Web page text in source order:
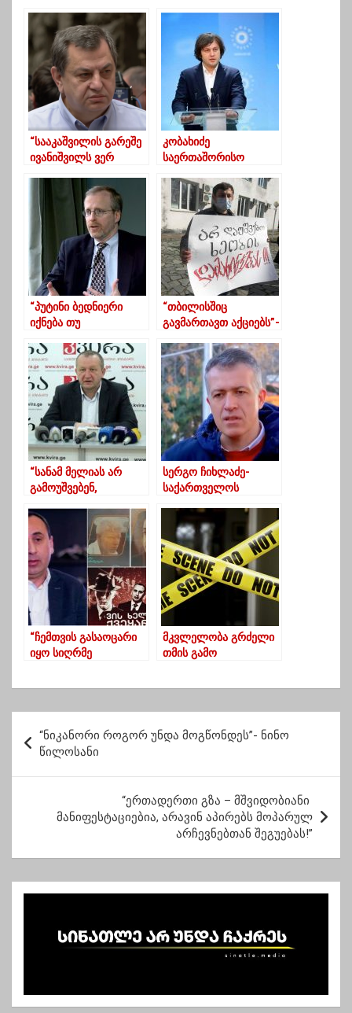
“სააკაშვილის გარეშე
ივანიშვილს ვერ
ბერძენიშვილი
კობახიძე
საერთაშორისო
როცა ქმარი ცოლს
სცემს, მეზობელს ხომ
არ ვეყრდნობით?
“პუტინი ბედნიერი
იქნება თუ
პოლიტიკური ქაოსი
გაგრძელდება”
“თბილისშიც
გავმართავთ აქციებს”-
ჰესის მშენებლობას
აპროტესტებენ
“სანამ მელიას არ
გამოუშვებენ,
ხელისუფლებასთან
მოლაპარაკებებზე არ
უნდა დაჯდეს “
სერგო ჩიხლაძე-
საქართველოს
ოჯახი”
“ჩემთვის გასაოცარი
იყო სიღრმე
მკვლელობა გრძელი
თმის გამო
ო
ს
ა
ა
“ნიკანორი როგორ უნდა მოგწონდეს”- ნინო
წილოსანი
“ერთადერთი გზა – მშვიდობიანი
მანიფესტაციებია, არავინ აპირებს მოპარულ
არჩევნებთან შეგუებას!”